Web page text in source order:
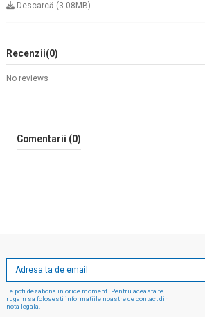
Descarcă (3.08MB)
Recenzii(0)
No reviews
Comentarii (0)
Te poti dezabona in orice moment. Pentru aceasta te
rugam sa folosesti informatiile noastre de contact din
nota legala.